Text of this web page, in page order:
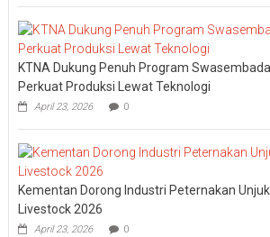
KTNA Dukung Penuh Program
Perkuat Produksi Lewat Teknologi
April 23, 2026 0
Kementan Dorong Industri Peternakan Unjuk
Livestock 2026
April 23, 2026 0